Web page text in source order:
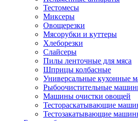
Тестомесы
Миксеры
Овощерезки
Мясорубки и куттеры
Хлеборезки
Слайсеры
Пилы ленточные для мяса
Шприцы колбасные
Универсальные кухонные
Рыбоочистительные
Машины очистки овощей
Тестораскатывающие
Тестозакатывающие